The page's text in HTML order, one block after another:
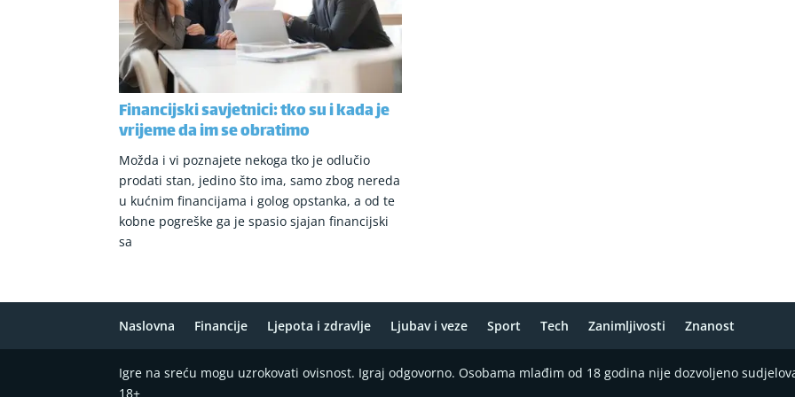
Financijski savjetnici: tko su i kada je
vrijeme da im se obratimo
Možda i vi poznajete nekoga tko je odlučio
prodati stan, jedino što ima, samo zbog nereda
u kućnim financijama i golog opstanka, a od te
kobne pogreške ga je spasio sjajan financijski
sa
Naslovna Financije Ljepota i zdravlje Ljubav i veze Sport Tech Zanimljivosti Znanost
Igre na sreću mogu uzrokovati ovisnost. Igraj odgovorno. Osobama mlađim od 18 godina nije dozvoljeno
18+